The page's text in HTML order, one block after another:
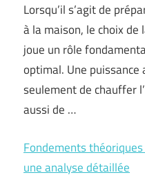
Lorsqu’il s’agit de
à la maison, le choix
joue un rôle
optimal. Une
seulement de chauffer
aussi de …
Fondements
une analyse détaillée